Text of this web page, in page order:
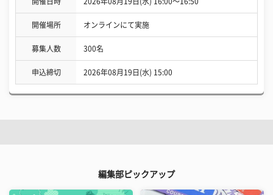
開催場所 オンラインにて実施
募集人数 300名
申込締切 2026年08月19日(水) 15:00
編集部ピックアップ